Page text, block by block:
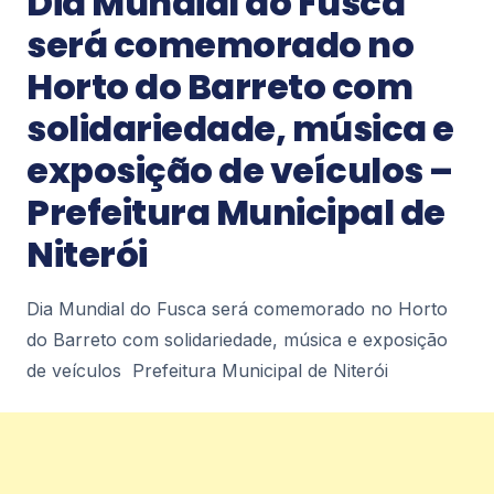
Iguaçu ErreJota Notícias
2
Notícias
Rio suspende aulas por previsão de
ventos fortes e Petrópolis entra em
estágio de observação – Diário de
Petrópolis
Rio suspende aulas por previsão de ventos fortes
e Petrópolis entra em estágio de
observação Diário de Petrópolis
2
Notícias
DEFESA CIVIL ALERTA PARA CALOR
EM DUQUE DE CAXIAS – Prefeitura
será comemorado no
Horto do Barreto com
solidariedade, música e
exposição de veículos –
Prefeitura Municipal de
Niterói
Dia Mundial do Fusca será comemorado no Horto
do Barreto com solidariedade, música e exposição
de veículos Prefeitura Municipal de Niterói